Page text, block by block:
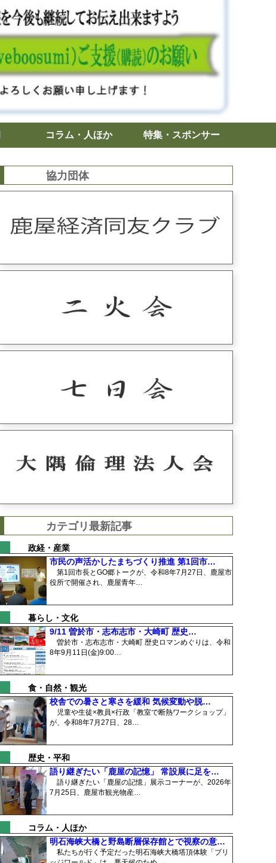
コラム・人ほか 特集・スポンサー
協力団体
カテゴリ最新記事
政経・産業
市民の声活かしたまちづくり推進 第1回市…
第1回市長とGO郷トークが、令和8年7月27日、鹿屋市
役所で開催され、鹿屋青年…
暮らし・文化
9/11 曽於市・志布志市・大崎町 歴史…
曽於市・志布志市・大崎町 歴史ロマンめぐりは、令和
8年9月11日(金)9:00…
食・自然・観光
校舎での暑さと寒さを緩和 気候変動や脱…
児童や生徒×教員×行政「教室で断熱ワークショップ」
が、令和8年7月27日、28…
歴史・平和
語り継ぎたい「鹿屋の記憶」 常設展に足を…
語り継ぎたい「鹿屋の記憶」展示コーナーが、2026年
7月25日、鹿屋市観光物産…
コラム・人ほか
明石海峡大橋と野島断層保存館とで視察の意…
私たちが行く予定だった明石海峡大橋塔頂体験「ブリ